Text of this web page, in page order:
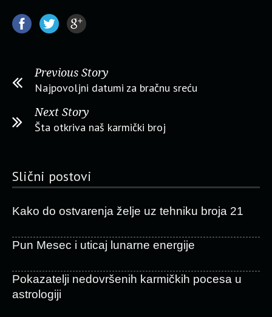
Previous Story
Najpovoljni datumi za bračnu sreću
Next Story
Šta otkriva naš karmički broj
Slični postovi
Kako do ostvarenja želje uz tehniku broja 21
Pun Mesec i uticaj lunarne energije
Pokazatelji nedovršenih karmičkih pocesa u
astrologiji